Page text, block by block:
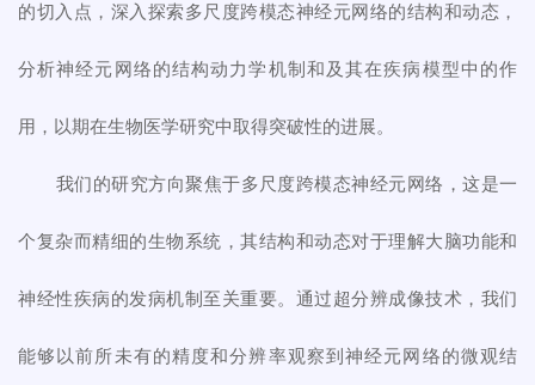
的切入点，深入探索多尺度跨模态神经元网络的结构和动态，
分析神经元网络的结构动力学机制和及其在疾病模型中的作
用，以期在生物医学研究中取得突破性的进展。
我们的研究方向聚焦于多尺度跨模态神经元网络，这是一
个复杂而精细的生物系统，其结构和动态对于理解大脑功能和
神经性疾病的发病机制至关重要。通过超分辨成像技术，我们
能够以前所未有的精度和分辨率观察到神经元网络的微观结